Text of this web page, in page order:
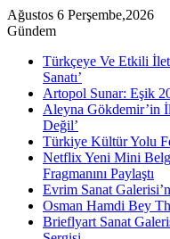
Ağustos 6 Perşembe,2026
Gündem
Türkçeye Ve Etkili
Sanatı’
Artopol Sunar: Eşik
Aleyna Gökdemir’in
Değil’
Türkiye Kültür Yolu
Netflix Yeni Mini
Fragmanını Paylaştı
Evrim Sanat
Osman Hamdi Bey
Brieflyart Sanat